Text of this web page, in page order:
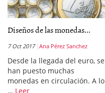
Diseños de las monedas...
7 Oct 2017 Ana Pérez Sanchez
Desde la llegada del euro, se
han puesto muchas
monedas en circulación. A lo
… Leer